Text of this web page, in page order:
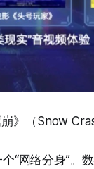
》（Snow
“网络分身”。